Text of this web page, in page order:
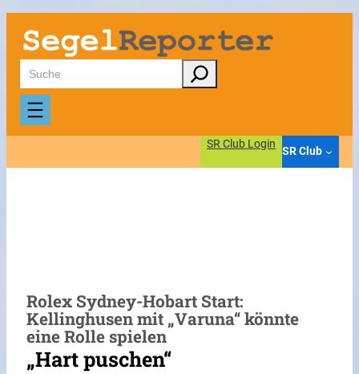
Zum
Inhalt
springen
Suchen
SR Club Login
SR Club
Rolex Sydney-Hobart Start:
Kellinghusen mit „Varuna“ könnte
eine Rolle spielen
„Hart puschen“